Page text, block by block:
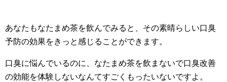
あなたもなたまめ茶を飲んでみると、その素晴らしい口臭
予防の効果をきっと感じることができます。
口臭に悩んでいるのに、なたまめ茶を飲まないで口臭改善
の効能を体験しないなんてすごくもったいないですよ。